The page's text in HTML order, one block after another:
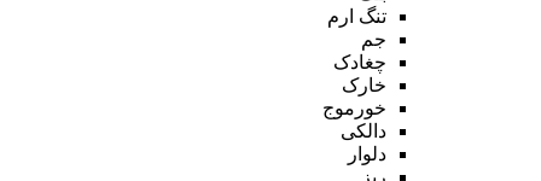
تنگ ارم
جم
چغادک
خارک
خورموج
دالکی
دلوار
ریز